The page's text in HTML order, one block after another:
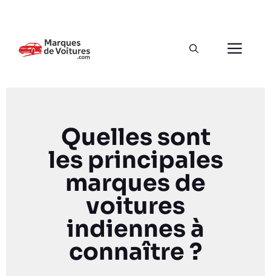
Quelles sont
les principales
marques de
voitures
indiennes à
connaître ?